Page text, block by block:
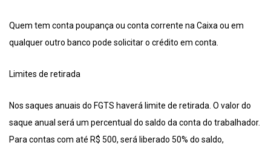
Quem tem conta poupança ou conta corrente na Caixa ou em
qualquer outro banco pode solicitar o crédito em conta.
Limites de retirada
Nos saques anuais do FGTS haverá limite de retirada. O valor do
saque anual será um percentual do saldo da conta do trabalhador.
Para contas com até R$ 500, será liberado 50% do saldo,